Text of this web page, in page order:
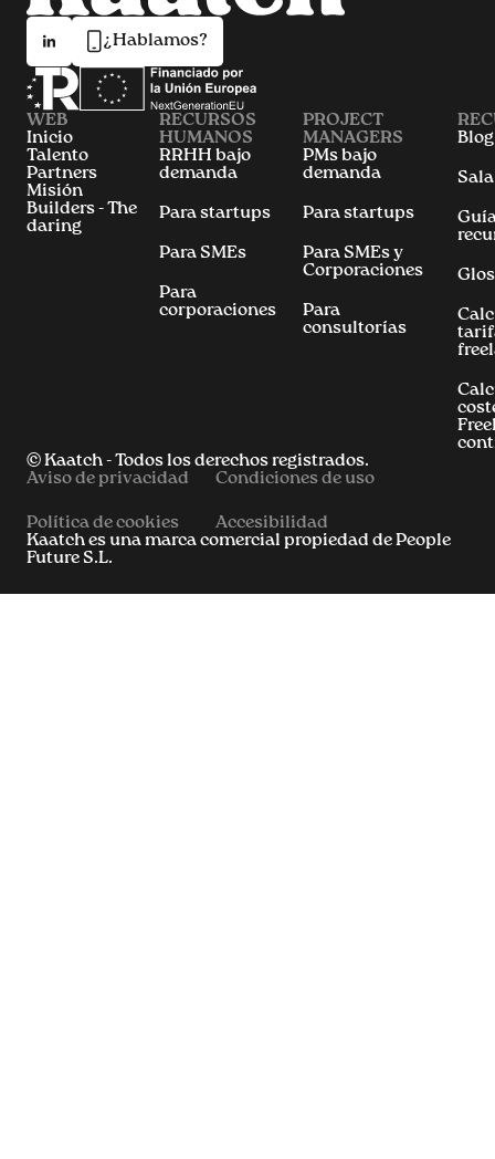
¿Hablamos?
WEB
Inicio
Talento
Partners
Misión
Builders - The
daring
RECURSOS
HUMANOS
RRHH bajo
demanda
Para startups
Para SMEs
Para
corporaciones
PROJECT
MANAGERS
PMs bajo
demanda
Para startups
Para SMEs y
Corporaciones
Para
consultorías
Blog
© Kaatch - Todos los derechos registrados.
Aviso de privacidad
Condiciones de uso
Política de cookies
Accesibilidad
Kaatch es una marca comercial propiedad de People
Future S.L.